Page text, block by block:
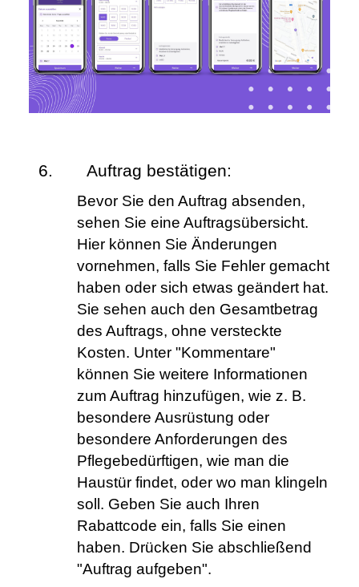
Auftrag bestätigen:
Bevor Sie den Auftrag absenden,
sehen Sie eine Auftragsübersicht.
Hier können Sie Änderungen
vornehmen, falls Sie Fehler gemacht
haben oder sich etwas geändert hat.
Sie sehen auch den Gesamtbetrag
des Auftrags, ohne versteckte
Kosten. Unter "Kommentare"
können Sie weitere Informationen
zum Auftrag hinzufügen, wie z. B.
besondere Ausrüstung oder
besondere Anforderungen des
Pflegebedürftigen, wie man die
Haustür findet, oder wo man klingeln
soll. Geben Sie auch Ihren
Rabattcode ein, falls Sie einen
haben. Drücken Sie abschließend
"Auftrag aufgeben".